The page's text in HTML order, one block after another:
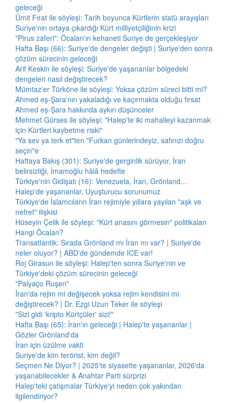
geleceği
Ümit Fırat ile söyleşi: Tarih boyunca Kürtlerin statü arayışları
Suriye'nin ortaya çıkardığı Kürt milliyetçiliğinin krizi
"Pirus zaferi": Öcalan'ın kehaneti Suriye de gerçekleşiyor
Hafta Başı (66): Suriye'de dengeler değişti | Suriye'den sonra
çözüm sürecinin geleceği
Arif Keskin ile söyleşi: Suriye'de yaşananlar bölgedeki
dengeleri nasıl değiştirecek?
Mümtaz'er Türköne ile söyleşi: Yoksa çözüm süreci bitti mi?
Ahmed eş-Şara'nın yakaladığı ve kaçırmakta olduğu fırsat
Ahmed eş-Şara hakkında aykırı düşünceler
Mehmet Gürses ile söyleşi: "Halep'te iki mahalleyi kazanmak
için Kürtleri kaybetme riski"
"Ya sev ya terk et"ten "Furkan günlerindeyiz, safınızı doğru
seçin"e
Haftaya Bakış (301): Suriye'de gerginlik sürüyor, İran
belirsizliği, İmamoğlu hâlâ hedefte
Türkiye'nin Gidişatı (16): Venezuela, İran, Grönland...
Halep'de yaşananlar, Uyuşturucu sorunumuz
Türkiye'de İslamcıların İran rejimiyle yıllara yayılan "aşk ve
nefret" ilişkisi
Hüseyin Çelik ile söyleşi: "Kürt anasını görmesin" politikaları
Hangi Öcalan?
Transatlantik: Sırada Grönland mı İran mı var? | Suriye'de
neler oluyor? | ABD'de gündemde ICE var!
Roj Girasun ile söyleşi: Halep'ten sonra Suriye'nin ve
Türkiye'deki çözüm sürecinin geleceği
"Palyaço Ruşen"
İran'da rejim mi değişecek yoksa rejim kendisini mi
değiştirecek? | Dr. Ezgi Uzun Teker ile söyleşi
"Sizi gidi 'kripto Kürtçüler' sizi!"
Hafta Başı (65): İran'ın geleceği | Halep'te yaşananlar |
Gözler Grönland'da
İran için üzülme vakti
Suriye'de kim terörist, kim değil?
Seçmen Ne Diyor? | 2025'te siyasette yaşananlar, 2026'da
yaşanabilecekler & Anahtar Parti sürprizi
Halep'teki çatışmalar Türkiye'yi neden çok yakından
ilgilendiriyor?